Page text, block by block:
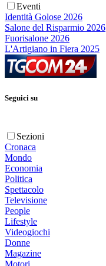
Eventi
Identità Golose 2026
Salone del Risparmio 2026
Fuorisalone 2026
L'Artigiano in Fiera 2025
Seguici su
Sezioni
Cronaca
Mondo
Economia
Politica
Spettacolo
Televisione
People
Lifestyle
Videogiochi
Donne
Magazine
Motori